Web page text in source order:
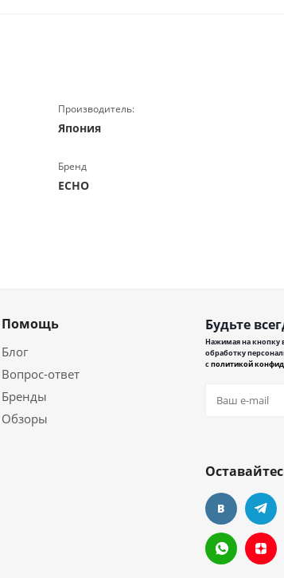
Производитель:
Япония
Бренд
ECHO
Помощь
Блог
Вопрос-ответ
Бренды
Обзоры
Будьте
Нажимая на кнопку
обработку
сполитикой